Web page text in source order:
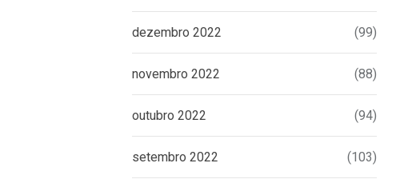
dezembro 2022 (99)
novembro 2022 (88)
outubro 2022 (94)
setembro 2022 (103)